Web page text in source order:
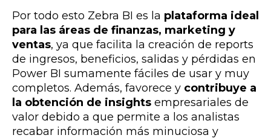
Por todo esto Zebra BI es la plataforma ideal
para las áreas de finanzas, marketing y
ventas, ya que facilita la creación de reports
de ingresos, beneficios, salidas y pérdidas en
Power BI sumamente fáciles de usar y muy
completos. Además, favorece y contribuye a
la obtención de insights empresariales de
valor debido a que permite a los analistas
recabar información más minuciosa y